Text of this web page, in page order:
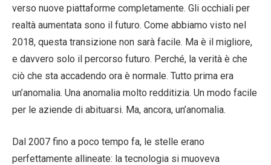
verso nuove piattaforme completamente. Gli occhiali per
realtà aumentata sono il futuro. Come abbiamo visto nel
2018, questa transizione non sarà facile. Ma è il migliore,
e davvero solo il percorso futuro. Perché, la verità è che
ciò che sta accadendo ora è normale. Tutto prima era
un’anomalia. Una anomalia molto redditizia. Un modo facile
per le aziende di abituarsi. Ma, ancora, un’anomalia.
Dal 2007 fino a poco tempo fa, le stelle erano
perfettamente allineate: la tecnologia si muoveva